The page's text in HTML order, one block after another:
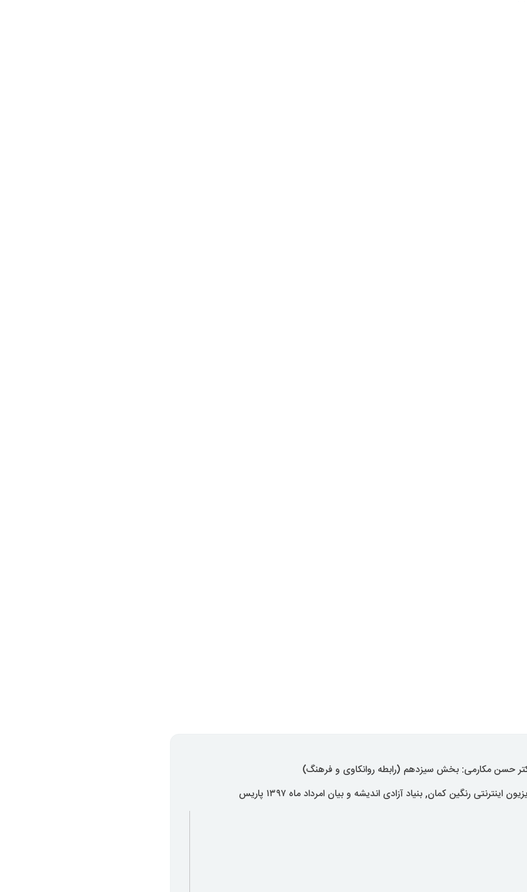
حسن مکارمی: بخش سیزدهم (رابطه روانکاوی و فرهنگ)
اینترنتی رنگین کمان, بنیاد آزادی اندیشه و بیان امرداد ماه ۱۳۹۷ پاریس